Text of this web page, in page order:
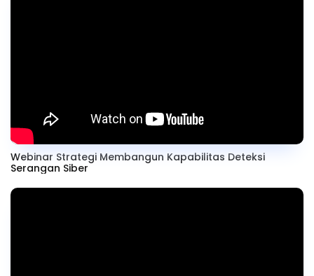
Webinar Strategi Membangun Kapabilitas Deteksi
Serangan Siber